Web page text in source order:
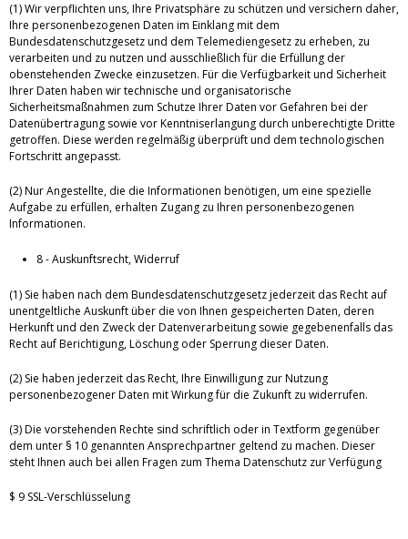
(1) Wir verpflichten uns, Ihre Privatsphäre zu schützen und versichern daher,
Ihre personenbezogenen Daten im Einklang mit dem
Bundesdatenschutzgesetz und dem Telemediengesetz zu erheben, zu
verarbeiten und zu nutzen und ausschließlich für die Erfüllung der
obenstehenden Zwecke einzusetzen. Für die Verfügbarkeit und Sicherheit
Ihrer Daten haben wir technische und organisatorische
Sicherheitsmaßnahmen zum Schutze Ihrer Daten vor Gefahren bei der
Datenübertragung sowie vor Kenntniserlangung durch unberechtigte Dritte
getroffen. Diese werden regelmäßig überprüft und dem technologischen
Fortschritt angepasst.
(2) Nur Angestellte, die die Informationen benötigen, um eine spezielle
Aufgabe zu erfüllen, erhalten Zugang zu Ihren personenbezogenen
Informationen.
8 - Auskunftsrecht, Widerruf
(1) Sie haben nach dem Bundesdatenschutzgesetz jederzeit das Recht auf
unentgeltliche Auskunft über die von Ihnen gespeicherten Daten, deren
Herkunft und den Zweck der Datenverarbeitung sowie gegebenenfalls das
Recht auf Berichtigung, Löschung oder Sperrung dieser Daten.
(2) Sie haben jederzeit das Recht, Ihre Einwilligung zur Nutzung
personenbezogener Daten mit Wirkung für die Zukunft zu widerrufen.
(3) Die vorstehenden Rechte sind schriftlich oder in Textform gegenüber
dem unter § 10 genannten Ansprechpartner geltend zu machen. Dieser
steht Ihnen auch bei allen Fragen zum Thema Datenschutz zur Verfügung
$ 9 SSL-Verschlüsselung